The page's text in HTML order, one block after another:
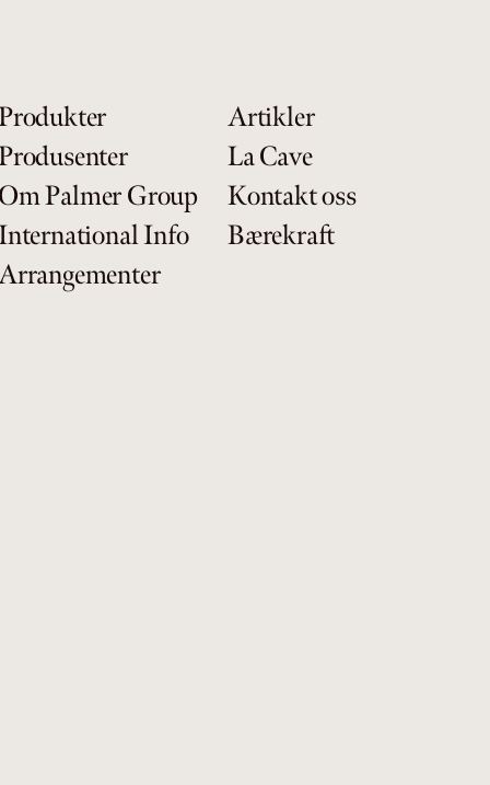
Palmer Group
Info
Artikler
La Cave
Kontakt oss
Bærekraft